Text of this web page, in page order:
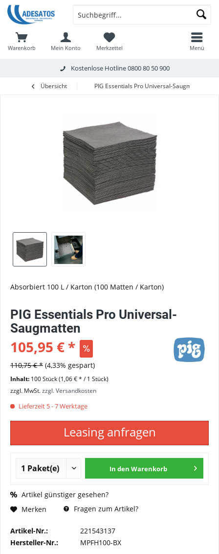
Kostenlose Hotline0800 80 50 900
Warenkorb Merkzettel
Mein Konto Menü
Übersicht PIG Essentials Pro Universal-Saugmatten
Absorbiert 100 L / Karton (100 Matten / Karton)
PIG Essentials Pro Universal-
Saugmatten
105,95 € *
110,75 € * (4,33% gespart)
Inhalt: 100 Stück (1,06 € * / 1 Stück)
zzgl. MwSt.zzgl. Versandkosten
Lieferzeit 5 - 7 Werktage
Leasing anfragen
In den Warenkorb
Artikel günstiger gesehen?
Merken
Fragen zum Artikel?
Artikel-Nr.:
221543137
Hersteller-Nr.:
MPFH100-BX